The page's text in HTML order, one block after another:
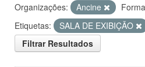
Organizações: Ancine
Etiquetas:
SALA DE EXIBIÇÃO
Filtrar Resultados